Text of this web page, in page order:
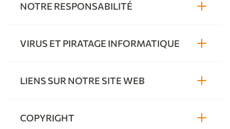
NOTRE RESPONSABILITÉ
VIRUS ET PIRATAGE INFORMATIQUE
LIENS SUR NOTRE SITE WEB
COPYRIGHT